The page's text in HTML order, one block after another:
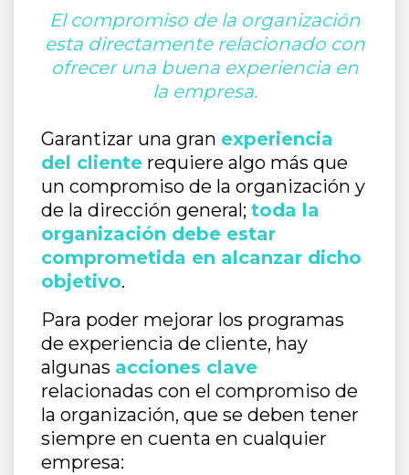
El compromiso de la organización
esta directamente relacionado con
ofrecer una buena experiencia en
la empresa.
Garantizar una gran experiencia
del cliente requiere algo más que
un compromiso de la organización y
de la dirección general; toda la
organización debe estar
comprometida en alcanzar dicho
objetivo.
Para poder mejorar los programas
de experiencia de cliente, hay
algunas acciones clave
relacionadas con el compromiso de
la organización, que se deben tener
siempre en cuenta en cualquier
empresa: